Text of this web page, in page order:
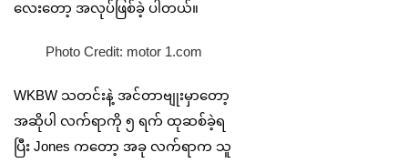
လေးတော့ အလုပ်ဖြစ်ခဲ့ ပါတယ်။
Photo Credit: motor 1.com
WKBW သတင်းနဲ့ အင်တာဗျုးမှာတော့
အဆိုပါ လက်ရာကို ၅ ရက် ထုဆစ်ခဲ့ရ
ပြီး Jones ကတော့ အခု လက်ရာက သူ